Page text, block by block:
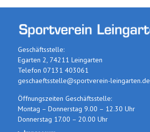
Geschäftsstelle:
Egarten 2, 74211 Leingarten
Telefon 07131 403061
geschaeftsstelle@sportverein-leingarten.de
Öffnungszeiten Geschäftsstelle:
Montag – Donnerstag 9.00 – 12.30 Uhr
Donnerstag 17.00 – 20.00 Uhr